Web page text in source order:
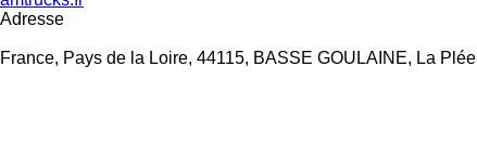
Adresse
France, Pays de la Loire, 44115, BASSE GOULAINE, La Plée